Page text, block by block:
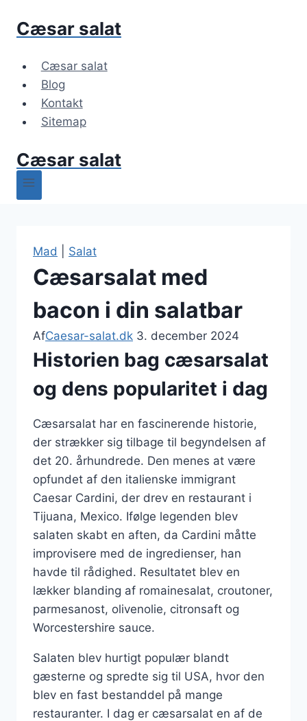
Cæsar salat
Cæsar salat
Blog
Kontakt
Sitemap
Cæsar salat
Mad Salat
Cæsarsalat med
bacon i din salatbar
AfCaesar-salat.dk 3. december 2024
Historien bag cæsarsalat
og dens popularitet i dag
Cæsarsalat har en fascinerende historie,
der strækker sig tilbage til begyndelsen af
det 20. århundrede. Den menes at være
opfundet af den italienske immigrant
Caesar Cardini, der drev en restaurant i
Tijuana, Mexico. Ifølge legenden blev
salaten skabt en aften, da Cardini måtte
improvisere med de ingredienser, han
havde til rådighed. Resultatet blev en
lækker blanding af romainesalat, croutoner,
parmesanost, olivenolie, citronsaft og
Worcestershire sauce.
Salaten blev hurtigt populær blandt
gæsterne og spredte sig til USA, hvor den
blev en fast bestanddel på mange
restauranter. I dag er cæsarsalat en af de